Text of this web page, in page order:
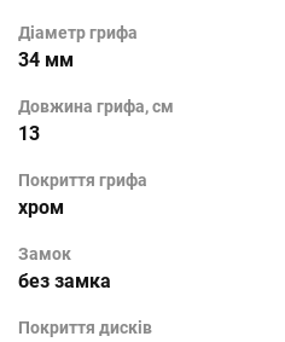
Діаметр грифа
34 мм
Довжина грифа, см
13
Покриття грифа
хром
Замок
без замка
Покриття дисків